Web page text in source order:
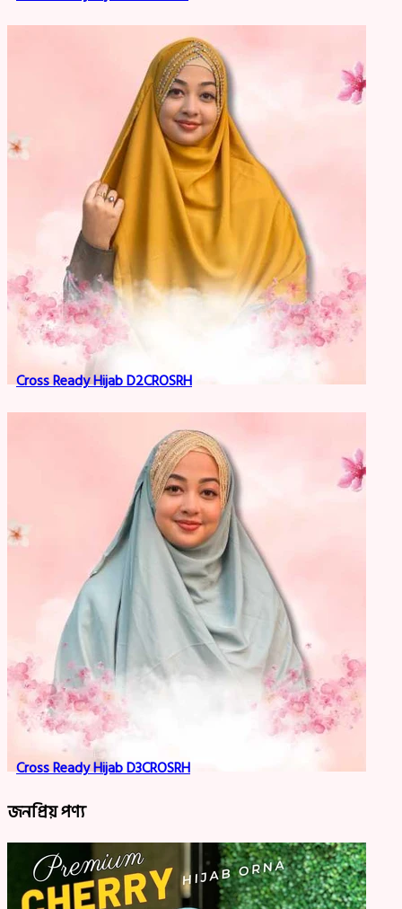
Cross Ready Hijab D2CROSRH
Cross Ready Hijab D3CROSRH
জনপ্রিয় পণ্য